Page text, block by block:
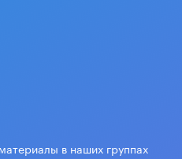
в наших группах